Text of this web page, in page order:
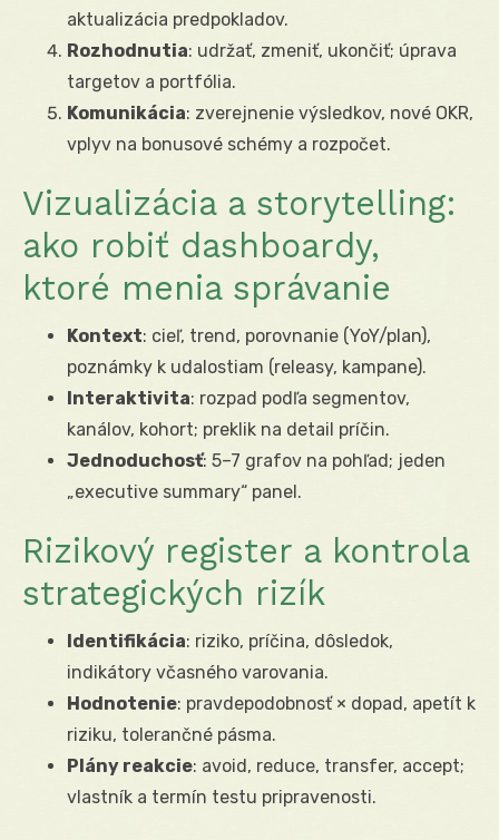
aktualizácia predpokladov.
Rozhodnutia: udržať, zmeniť, ukončiť; úprava
targetov a portfólia.
Komunikácia: zverejnenie výsledkov, nové OKR,
vplyv na bonusové schémy a rozpočet.
Vizualizácia a storytelling:
ako robiť dashboardy,
ktoré menia správanie
Kontext: cieľ, trend, porovnanie (YoY/plan),
poznámky k udalostiam (releasy, kampane).
Interaktivita: rozpad podľa segmentov,
kanálov, kohort; preklik na detail príčin.
Jednoduchosť: 5–7 grafov na pohľad; jeden
„executive summary“ panel.
Rizikový register a kontrola
strategických rizík
Identifikácia: riziko, príčina, dôsledok,
indikátory včasného varovania.
Hodnotenie: pravdepodobnosť × dopad, apetít k
riziku, tolerančné pásma.
Plány reakcie: avoid, reduce, transfer, accept;
vlastník a termín testu pripravenosti.